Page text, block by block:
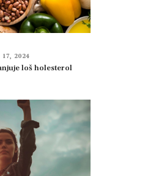
17, 2024
loš holesterol